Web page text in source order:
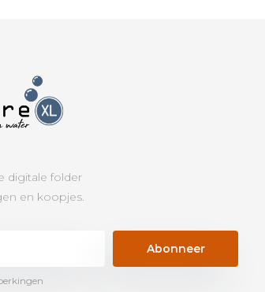
digitale folder
en koopjes.
Abonneer